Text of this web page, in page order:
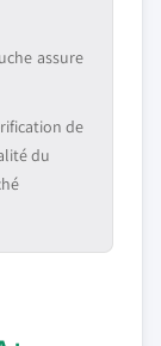
assure
de
du